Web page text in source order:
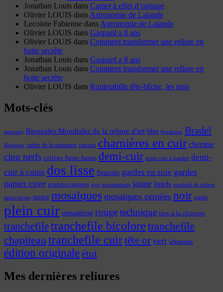
Jonathan Louis dans Carnet à effet d’optique
Olivier LOUIS dans Astronomie de Lalande
Lecointe Fabienne dans Astronomie de Lalande
Olivier LOUIS dans Gaspard a 8 ans
Olivier LOUIS dans Comment transformer une reliure en
boite secrète
Jonathan Louis dans Gaspard a 8 ans
Jonathan Louis dans Comment transformer une reliure en
boite secrète
Olivier LOUIS dans Rouletabille tête-bêche, les trois
Mots-clés
annonay Biennales Mondiales de la reliure d'art bleu bordeaux Bradel
Bretagne cahier de la quinzaine caisson charnières en cuir chemise
cinq nerfs collège Saint-James demi-cuir demi-cuir à bandes demi-
cuir à coins dos lisse fleurons gardes en soie gardes
papier cuve grandes marges gris incrustations jaune listels matériel de reliure
minis-livres moire mosaïques mosaïques cernées noir oasis
plein cuir remastérisé rougetechnique titre à la chinoise
tranchefiletranchefile bicolore tranchefile
chapiteau tranchefile cuirtête or vert whatman
édition originaleétui
Mes dernières reliures